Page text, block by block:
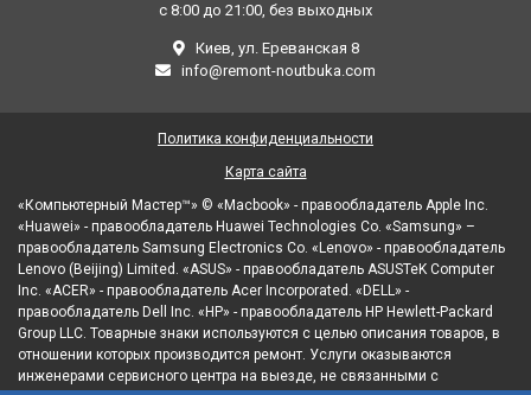
с 8:00 до 21:00, без выходных
Киев, ул. Ереванская 8
info@remont-noutbuka.com
«Компьютерный Мастер™» © «Macbook» - правообладатель Apple Inc.
«Huawei» - правообладатель Huawei Technologies Co. «Samsung» –
правообладатель Samsung Electronics Co. «Lenovo» - правообладатель
Lenovo (Beijing) Limited. «ASUS» - правообладатель ASUSTeK Computer
Inc. «ACER» - правообладатель Acer Incorporated. «DELL» -
правообладатель Dell Inc. «HP» - правообладатель HP Hewlett-Packard
Group LLC. Товарные знаки используются с целью описания товаров, в
отношении которых производится ремонт. Услуги оказываются
инженерами сервисного центра на выезде, не связанными с
Политика конфиденциальности
Карта сайта